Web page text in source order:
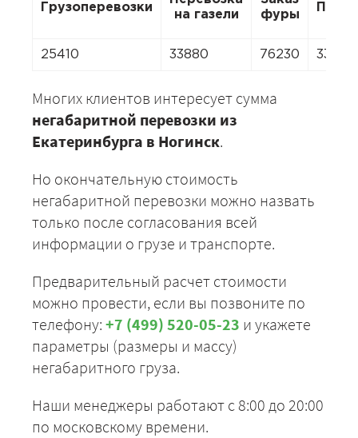
Грузоперевозки
на газели
фуры
25410 33880 76230 33880
Многих клиентов интересует сумма
негабаритной перевозки из
Екатеринбурга в Ногинск.
Но окончательную стоимость
негабаритной перевозки можно назвать
только после согласования всей
информации о грузе и транспорте.
Предварительный расчет стоимости
можно провести, если вы позвоните по
телефону: +7 (499) 520-05-23 и укажете
параметры (размеры и массу)
негабаритного груза.
Наши менеджеры работают с 8:00 до 20:00
по московскому времени.